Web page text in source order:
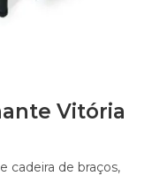
Vitória
cadeira de braços,